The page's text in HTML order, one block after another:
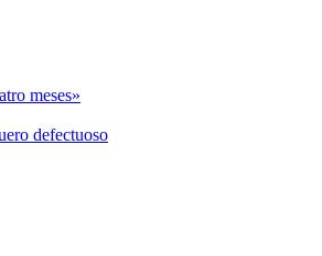
meses»
defectuoso